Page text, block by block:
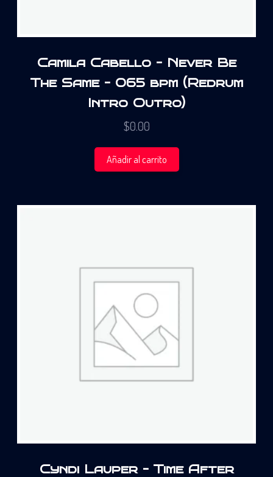
Camila Cabello – Never Be
The Same – 065 bpm (Redrum
Intro Outro)
$0.00
Añadir al carrito
Cyndi Lauper – Time After